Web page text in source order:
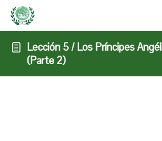
Lección 5 / Los Príncipes
(Parte 2)